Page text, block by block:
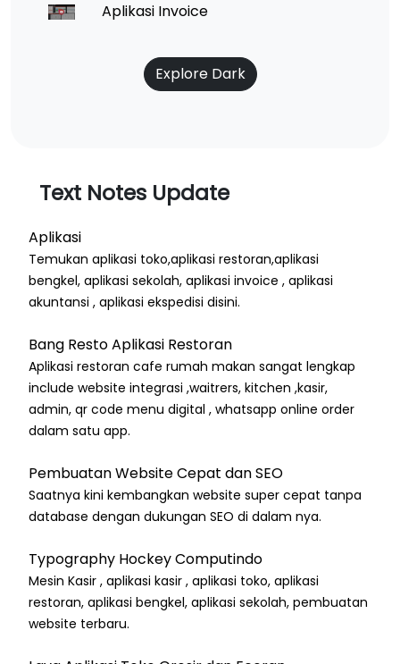
Aplikasi Invoice
Explore Dark
Text Notes Update
Aplikasi
Temukan aplikasi toko,aplikasi restoran,aplikasi
bengkel, aplikasi sekolah, aplikasi invoice , aplikasi
akuntansi , aplikasi ekspedisi disini.
Bang Resto Aplikasi Restoran
Aplikasi restoran cafe rumah makan sangat lengkap
include website integrasi ,waitrers, kitchen ,kasir,
admin, qr code menu digital , whatsapp online order
dalam satu app.
Pembuatan Website Cepat dan SEO
Saatnya kini kembangkan website super cepat tanpa
database dengan dukungan SEO di dalam nya.
Typography Hockey Computindo
Mesin Kasir , aplikasi kasir , aplikasi toko, aplikasi
restoran, aplikasi bengkel, aplikasi sekolah, pembuatan
website terbaru.